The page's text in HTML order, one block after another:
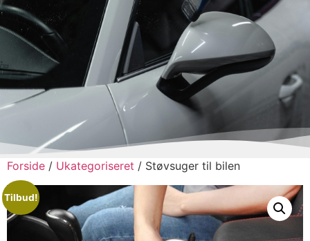
Forside / Ukategoriseret / Støvsuger til bilen
Tilbud!